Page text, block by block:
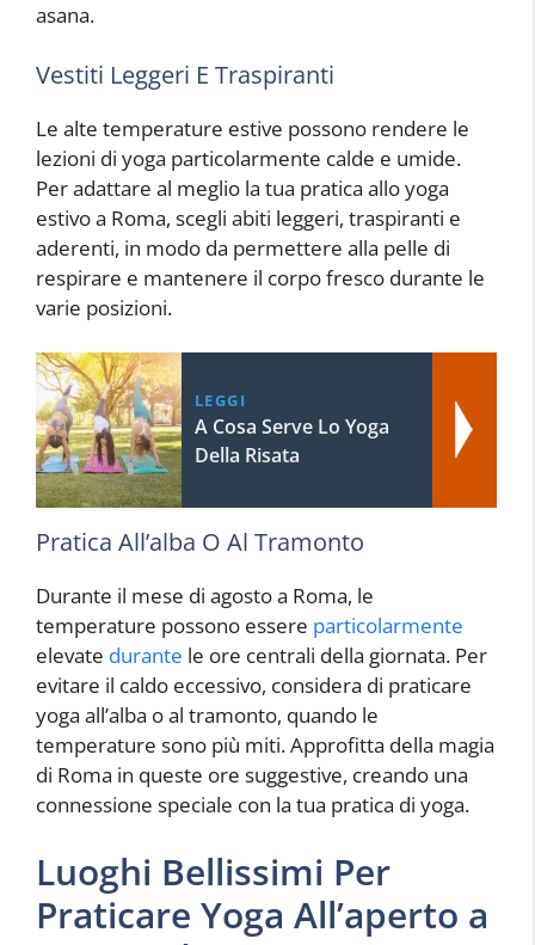
asana.
Vestiti Leggeri E Traspiranti
Le alte temperature estive possono rendere le
lezioni di yoga particolarmente calde e umide.
Per adattare al meglio la tua pratica allo yoga
estivo a Roma, scegli abiti leggeri, traspiranti e
aderenti, in modo da permettere alla pelle di
respirare e mantenere il corpo fresco durante le
varie posizioni.
LEGGI
A Cosa Serve Lo Yoga
Della Risata
Pratica All’alba O Al Tramonto
Durante il mese di agosto a Roma, le
temperature possono essere particolarmente
elevate durante le ore centrali della giornata. Per
evitare il caldo eccessivo, considera di praticare
yoga all’alba o al tramonto, quando le
temperature sono più miti. Approfitta della magia
di Roma in queste ore suggestive, creando una
connessione speciale con la tua pratica di yoga.
Luoghi Bellissimi Per
Praticare Yoga All’aperto a